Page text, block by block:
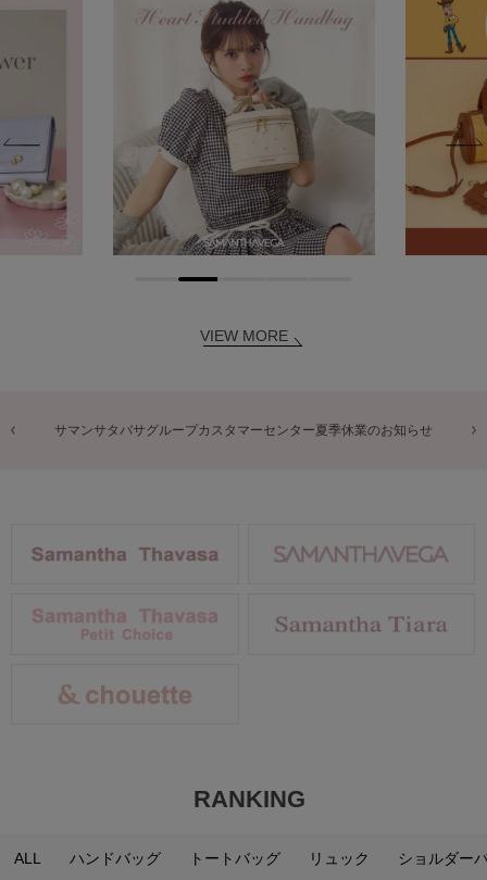
VIEW MORE
商品に関するお詫びとお知らせ
RANKING
ALL ハンドバッグ トートバッグ リュック ショルダー